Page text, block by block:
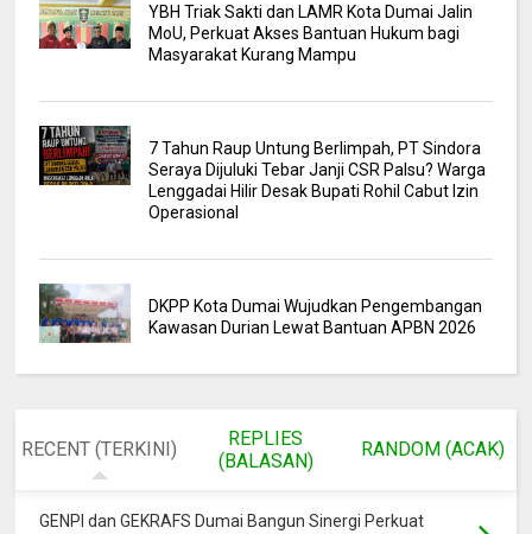
YBH Triak Sakti dan LAMR Kota Dumai Jalin
MoU, Perkuat Akses Bantuan Hukum bagi
Masyarakat Kurang Mampu
7 Tahun Raup Untung Berlimpah, PT Sindora
Seraya Dijuluki Tebar Janji CSR Palsu? Warga
Lenggadai Hilir Desak Bupati Rohil Cabut Izin
Operasional
DKPP Kota Dumai Wujudkan Pengembangan
Kawasan Durian Lewat Bantuan APBN 2026
RECENT (TERKINI)
REPLIES
(BALASAN)
RANDOM (ACAK)
GENPI dan GEKRAFS Dumai Bangun Sinergi Perkuat